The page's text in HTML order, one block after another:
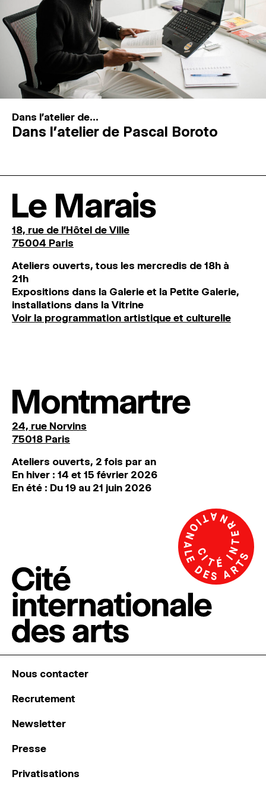
Dans l'atelier de...
Dans l’atelier de Pascal Boroto
Le Marais
18, rue de l'Hôtel de Ville
75004 Paris
Ateliers ouverts, tous les mercredis de 18h à
21h
Expositions dans la Galerie et la Petite Galerie,
installations dans la Vitrine
Voir la programmation artistique et culturelle
Montmartre
24, rue Norvins
75018 Paris
Ateliers ouverts, 2 fois par an
En hiver : 14 et 15 février 2026
En été : Du 19 au 21 juin 2026
Nous contacter
Recrutement
Newsletter
Presse
Privatisations